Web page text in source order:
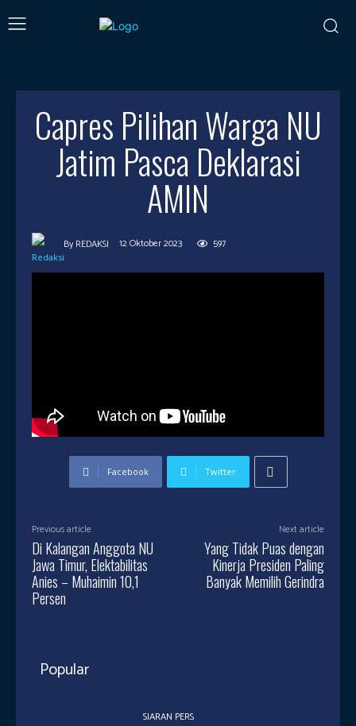
Capres Pilihan Warga NU
Jatim Pasca Deklarasi
AMIN
By REDAKSI 12 Oktober 2023 597
Facebook Twitter
Previous article
Di Kalangan Anggota NU
Jawa Timur, Elektabilitas
Anies – Muhaimin 10,1
Persen
Next article
Yang Tidak Puas dengan
Kinerja Presiden Paling
Banyak Memilih Gerindra
Popular
SIARAN PERS